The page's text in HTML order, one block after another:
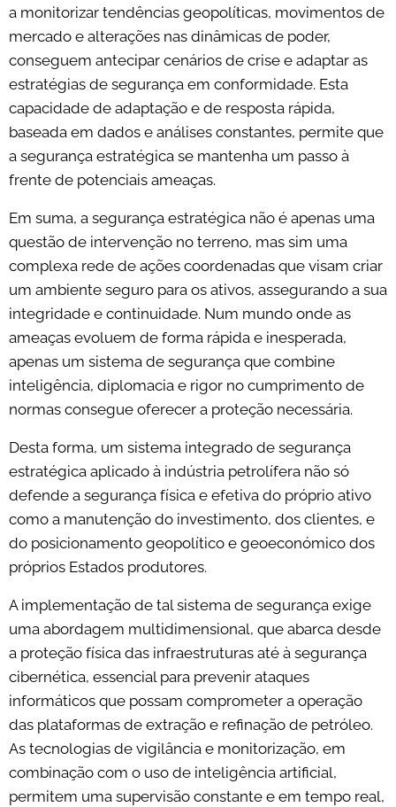
a monitorizar tendências geopolíticas, movimentos de
mercado e alterações nas dinâmicas de poder,
conseguem antecipar cenários de crise e adaptar as
estratégias de segurança em conformidade. Esta
capacidade de adaptação e de resposta rápida,
baseada em dados e análises constantes, permite que
a segurança estratégica se mantenha um passo à
frente de potenciais ameaças.
Em suma, a segurança estratégica não é apenas uma
questão de intervenção no terreno, mas sim uma
complexa rede de ações coordenadas que visam criar
um ambiente seguro para os ativos, assegurando a sua
integridade e continuidade. Num mundo onde as
ameaças evoluem de forma rápida e inesperada,
apenas um sistema de segurança que combine
inteligência, diplomacia e rigor no cumprimento de
normas consegue oferecer a proteção necessária.
Desta forma, um sistema integrado de segurança
estratégica aplicado à indústria petrolífera não só
defende a segurança física e efetiva do próprio ativo
como a manutenção do investimento, dos clientes, e
do posicionamento geopolítico e geoeconómico dos
próprios Estados produtores.
A implementação de tal sistema de segurança exige
uma abordagem multidimensional, que abarca desde
a proteção física das infraestruturas até à segurança
cibernética, essencial para prevenir ataques
informáticos que possam comprometer a operação
das plataformas de extração e refinação de petróleo.
As tecnologias de vigilância e monitorização, em
combinação com o uso de inteligência artificial,
permitem uma supervisão constante e em tempo real,